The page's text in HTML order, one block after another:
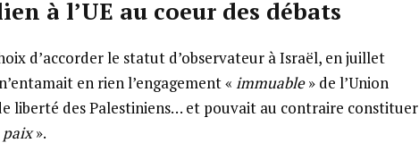
à l’UE au coeur des débats
d’accorder le statut d’observateur à Israël, en juillet
en rien l’engagement « immuable» de l’Union
liberté des Palestiniens… et pouvait au contraire constituer
paix».